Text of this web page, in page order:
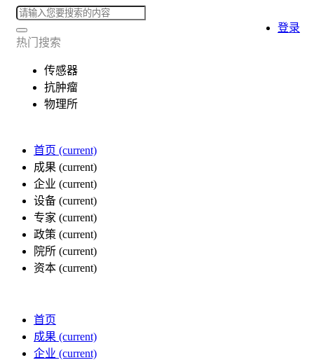
热门搜索
传感器
抗肿瘤
物理所
首页 (current)
成果 (current)
企业 (current)
设备 (current)
专家 (current)
政策 (current)
院所 (current)
资本 (current)
登录
首页
成果 (current)
企业 (current)